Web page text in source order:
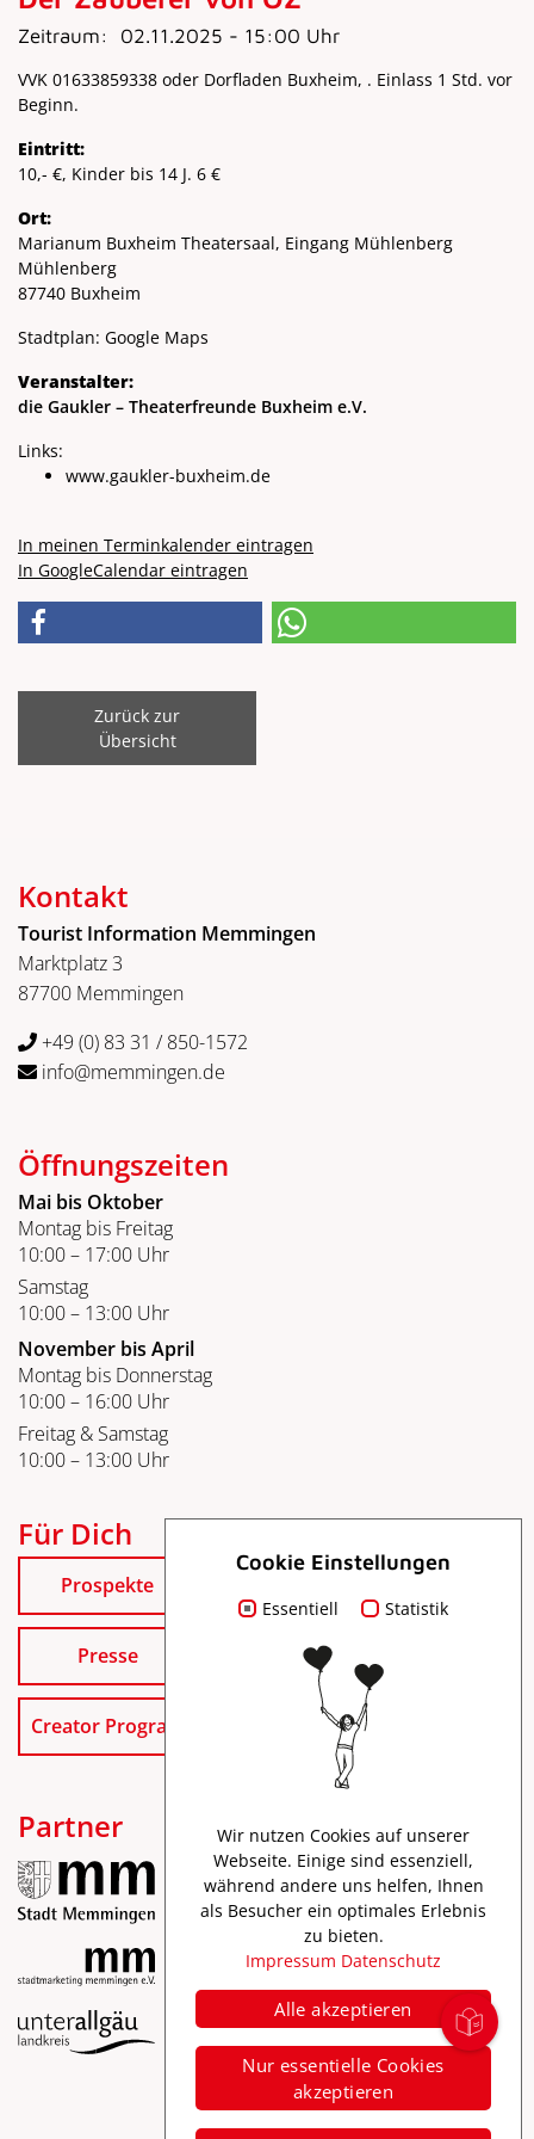
Zeitraum: 02.11.2025 - 15:00 Uhr
VVK 01633859338 oder Dorfladen Buxheim, . Einlass 1 Std. vor
Beginn.
Eintritt:
10,- €, Kinder bis 14 J. 6 €
Ort:
Marianum Buxheim Theatersaal, Eingang Mühlenberg
Mühlenberg
87740 Buxheim
Stadtplan: Google Maps
Veranstalter:
die Gaukler – Theaterfreunde Buxheim e.V.
Links:
www.gaukler-buxheim.de
In meinen Terminkalender eintragen
In GoogleCalendar eintragen
Zurück zur
Übersicht
Kontakt
Tourist Information Memmingen
Marktplatz 3
87700 Memmingen
+49 (0) 83 31 / 850-1572
info@memmingen.de
Öffnungszeiten
Mai bis Oktober
Montag bis Freitag
10:00 – 17:00 Uhr
Samstag
10:00 – 13:00 Uhr
November bis April
Montag bis Donnerstag
10:00 – 16:00 Uhr
Freitag & Samstag
10:00 – 13:00 Uhr
Für Dich
Prospekte
Presse
Creator Program
Partner
Impressum
Datenschutz
Barrierefreiheit
Cookie Einstellungen
Essentiell Statistik
Wir nutzen Cookies auf unserer
Webseite. Einige sind essenziell,
während andere uns helfen, Ihnen
als Besucher ein optimales Erlebnis
zu bieten.
Impressum Datenschutz
Alle akzeptieren
Nur essentielle Cookies
akzeptieren